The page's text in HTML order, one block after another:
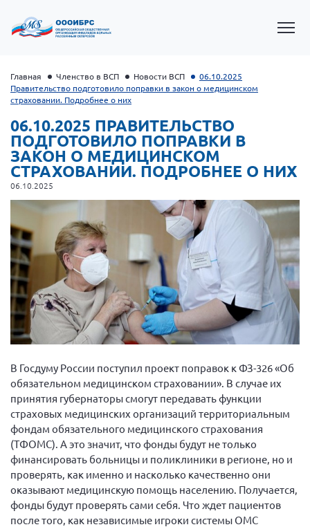
Президент Власов Я.В.
Первый вице-президент Кичигина Н. Ф.
Генеральный директор Матвиевская О.В.
Вице-президент Зрячева Н.В.
Вице-президент Шишлянников Ф.В.
Информационная служба
Отдел международных отношений
Вице-президент Черненко Д.Е.
Вице-президент Валюх М.В.
Вице-президент Чернова А.В.
Вице-президент Цикорин И.В.
Вице-президент Груба Л.В.
Главный бухгалтер Жаворонкова Г.М.
Конференция ОООИБРС 2026
Главная Членство в ВСП Новости ВСП
06.10.2025
Правительство подготовило поправки в закон о медицинском
страховании. Подробнее о них
06.10.2025 ПРАВИТЕЛЬСТВО
ПОДГОТОВИЛО ПОПРАВКИ В
ЗАКОН О МЕДИЦИНСКОМ
СТРАХОВАНИИ. ПОДРОБНЕЕ О НИХ
06.10.2025
В Госдуму России поступил проект поправок к ФЗ-326 «Об
обязательном медицинском страховании». В случае их
принятия губернаторы смогут передавать функции
страховых медицинских организаций территориальным
фондам обязательного медицинского страхования
(ТФОМС). А это значит, что фонды будут не только
финансировать больницы и поликлиники в регионе, но и
проверять, как именно и насколько качественно они
оказывают медицинскую помощь населению. Получается,
фонды будут проверять сами себя. Что ждет пациентов
после того, как независимые игроки системы ОМС